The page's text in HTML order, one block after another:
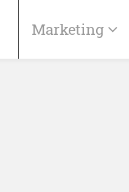
Marketing